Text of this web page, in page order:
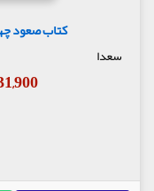
کتاب صعود
سعدا
631,900